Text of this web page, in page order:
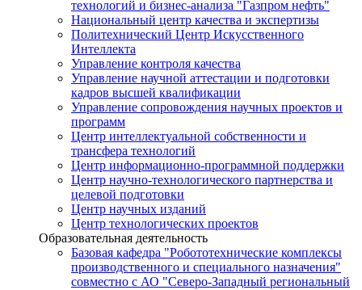
технологий и бизнес-анализа "Газпром нефть"
Национальный центр качества и экспертизы
Политехнический Центр Искусственного
Интеллекта
Управление контроля качества
Управление научной аттестации и подготовки
кадров высшей квалификации
Управление сопровождения научных проектов и
программ
Центр интеллектуальной собственности и
трансфера технологий
Центр информационно-программной поддержки
Центр научно-технологического партнерства и
целевой подготовки
Центр научных изданий
Центр технологических проектов
Образовательная деятельность
Базовая кафедра "Робототехнические комплексы
производственного и специального назначения"
совместно с АО "Северо-Западный региональный